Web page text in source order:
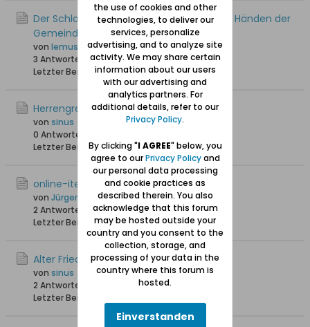
Der Schloss in Herrengrebin wieder in den Händen der
Gemeinde
von lemusz71
3 Antworten
18.393 Hits0 Likes
Letzter Beitrag10.02.2012, 21:34
Herrengrebin bei google earth
von sinus
0 Antworten
Letzter Beitrag 27.12.2011, 23:41
online-iteratur Herrengrebin
von Jürgen Albrecht
2 Antworten
19.539 Hits0 Likes
Letzter Beitrag26.07.2011, 19:10
Alter Friedhof Herrengrebin
von sinus
2 Antworten
0 Likes
Letzter Beitrag
the use of cookies and other
technologies, to deliver our
services, personalize
advertising, and to analyze site
activity. We may share certain
information about our users
with our advertising and
analytics partners. For
additional details, refer to our
Privacy Policy.
By clicking "I AGREE" below, you
agree to ourPrivacy Policyand
our personal data processing
and cookie practices as
described therein. You also
acknowledge that this forum
may be hosted outside your
country and you consent to the
collection, storage, and
processing of your data in the
country where this forum is
hosted.
Einverstanden